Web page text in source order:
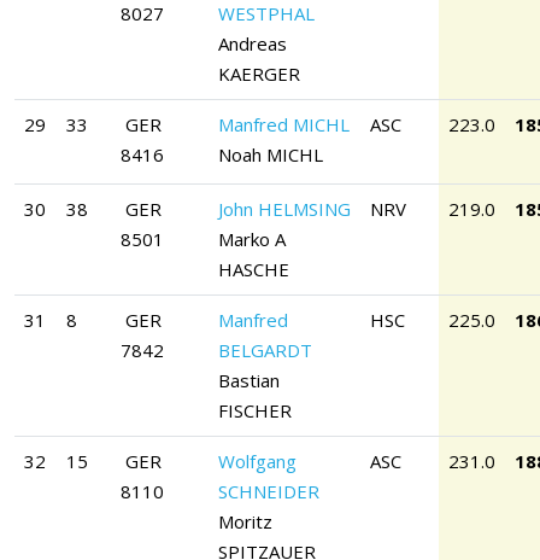
8027
WESTPHAL
Andreas
KAERGER
29 33
GER
8416
Manfred MICHL
Noah MICHL
ASC 223.0
30 38
GER
8501
John HELMSING
Marko A
HASCHE
NRV 219.0
31 8
GER
7842
Manfred
BELGARDT
Bastian
FISCHER
HSC 225.0
32 15
GER
8110
Wolfgang
SCHNEIDER
Moritz
SPITZAUER
ASC 231.0